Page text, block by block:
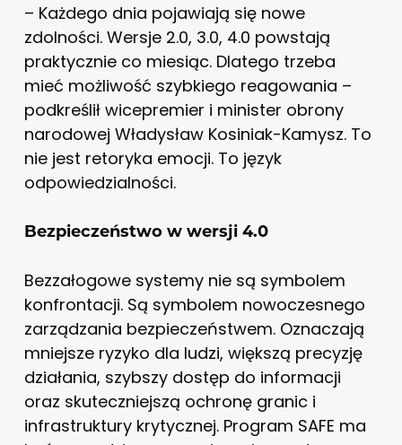
– Każdego dnia pojawiają się nowe
zdolności. Wersje 2.0, 3.0, 4.0 powstają
praktycznie co miesiąc. Dlatego trzeba
mieć możliwość szybkiego reagowania –
podkreślił wicepremier i minister obrony
narodowej Władysław Kosiniak-Kamysz. To
nie jest retoryka emocji. To język
odpowiedzialności.
Bezpieczeństwo w wersji 4.0
Bezzałogowe systemy nie są symbolem
konfrontacji. Są symbolem nowoczesnego
zarządzania bezpieczeństwem. Oznaczają
mniejsze ryzyko dla ludzi, większą precyzję
działania, szybszy dostęp do informacji
oraz skuteczniejszą ochronę granic i
infrastruktury krytycznej. Program SAFE ma